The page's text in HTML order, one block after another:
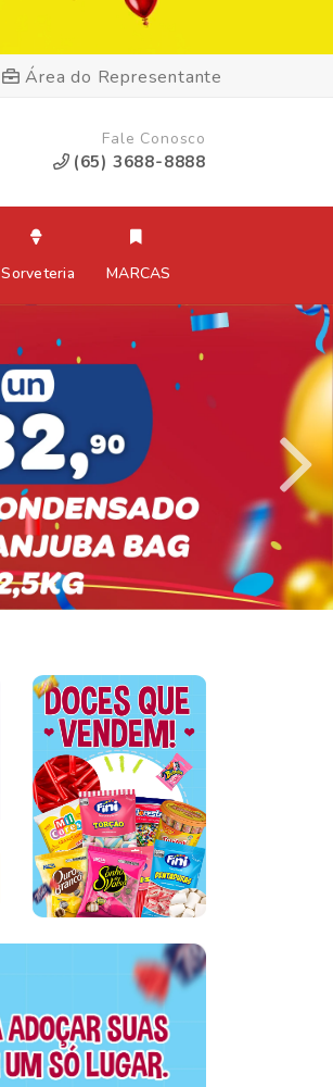
Área do Representante
Fale Conosco
(65) 3688-8888
Sorveteria MARCAS